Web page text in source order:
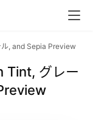
, and Sepia Preview
Tint, グレー